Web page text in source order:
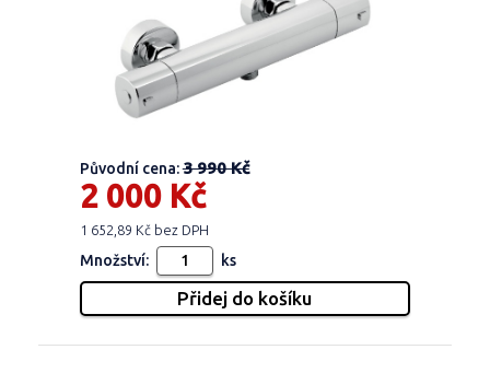
Původní cena:3 990 Kč
2 000 Kč
1 652,89 Kč bez DPH
Množství: ks